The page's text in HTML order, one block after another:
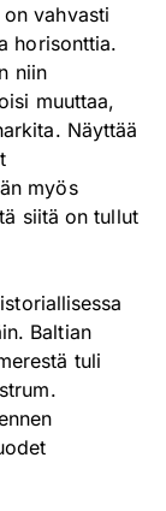
vahvasti
horisonttia.
niin
muuttaa,
Näyttää
myös
siitä on tullut
Baltian
tuli